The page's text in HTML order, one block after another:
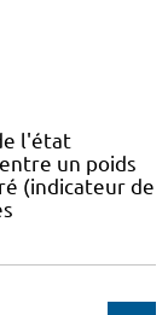
l'état
un poids
(indicateur de